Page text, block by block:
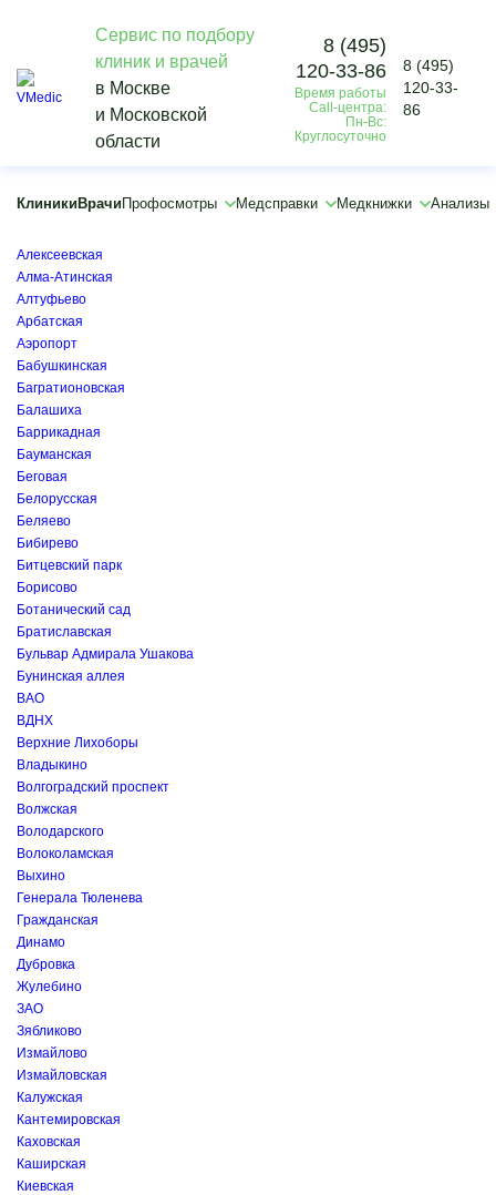
Сервис по подбору
клиник и врачей
в Москве
и Московской
области
8 (495)
120-33-86
Время работы
Call-центра:
Пн-Вс:
Круглосуточно
8 (495)
120-33-
86
Клиники Врачи Профосмотры Медсправки Медкнижки Анализы
Vmedic
Медицинские справки
Медсправки для учебы
Медицинская справка 086/у для учебы
Алексеевская
Алма-Атинская
Алтуфьево
Арбатская
Аэропорт
Бабушкинская
Багратионовская
Балашиха
Баррикадная
Бауманская
Беговая
Белорусская
Беляево
Бибирево
Битцевский парк
Борисово
Ботанический сад
Братиславская
Бульвар Адмирала Ушакова
Бунинская аллея
ВАО
ВДНХ
Верхние Лихоборы
Владыкино
Волгоградский проспект
Волжская
Володарского
Волоколамская
Выхино
Генерала Тюленева
Гражданская
Динамо
Дубровка
Жулебино
ЗАО
Зябликово
Измайлово
Измайловская
Калужская
Кантемировская
Каховская
Каширская
Киевская